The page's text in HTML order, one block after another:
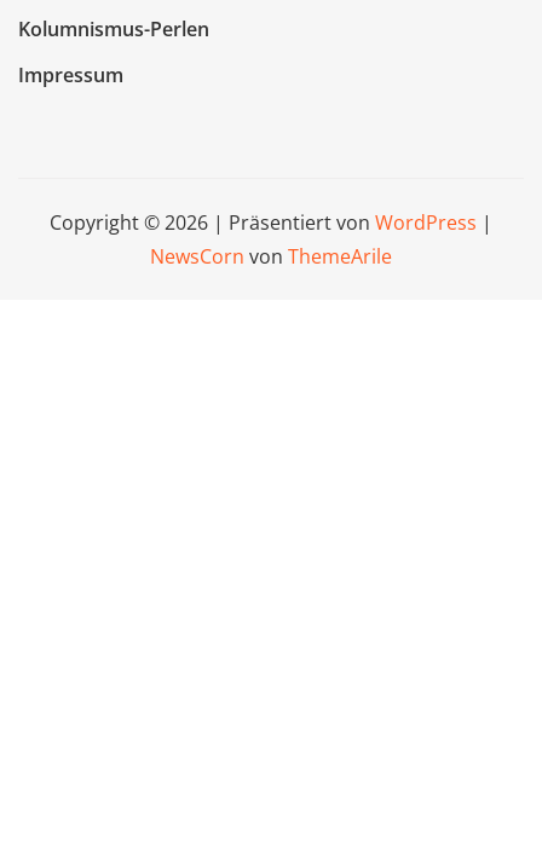
Kolumnismus-Perlen
Impressum
Copyright © 2026 | Präsentiert von WordPress |
NewsCorn von ThemeArile